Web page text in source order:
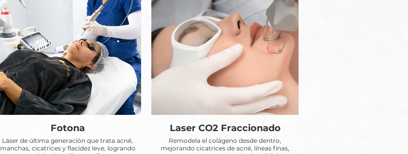
Fotona
Láser de última generación que trata acné,
manchas, cicatrices y flacidez leve, logrando
Laser CO2 Fraccionado
Remodela el colágeno desde dentro,
mejorando cicatrices de acné, líneas finas,